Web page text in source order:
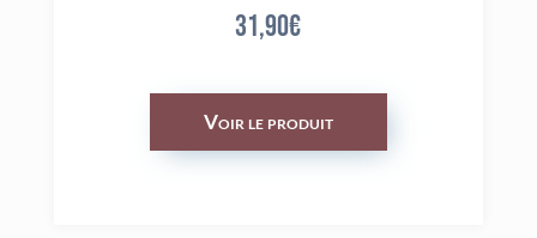
31,90€
Voir le produit